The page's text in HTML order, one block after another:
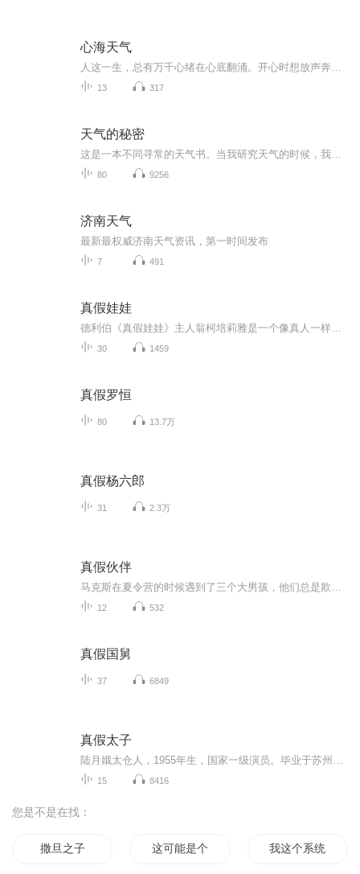
心海天气
13 317
天气的秘密
80 9256
济南天气
最新最权威济南天气资讯，第一时间发布
7 491
真假娃娃
30 1459
真假罗恒
80 13.7万
真假杨六郎
31 2.3万
真假伙伴
12 532
真假国舅
37 6849
真假太子
15 8416
您是不是在找：
撒旦之子 这可能是个假系统 我这个系统是假